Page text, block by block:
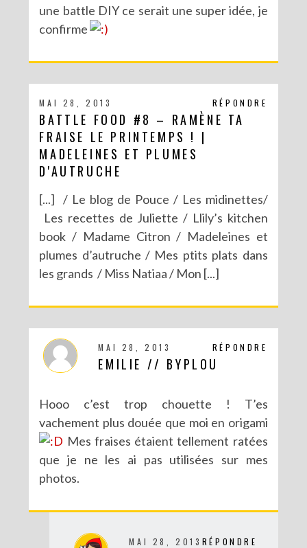
une battle DIY ce serait une super idée, je
confirme
RÉPONDRE
MAI 28, 2013
BATTLE FOOD #8 – RAMÈNE TA
FRAISE LE PRINTEMPS ! |
MADELEINES ET PLUMES
D'AUTRUCHE
[...] / Le blog de Pouce / Les midinettes/
Les recettes de Juliette / Llily’s kitchen
book / Madame Citron / Madeleines et
plumes d’autruche / Mes ptits plats dans
les grands / Miss Natiaa / Mon [...]
RÉPONDRE
MAI 28, 2013
EMILIE // BYPLOU
Hooo c’est trop chouette ! T’es
vachement plus douée que moi en origami
Mes fraises étaient tellement ratées
que je ne les ai pas utilisées sur mes
photos.
RÉPONDRE
MAI 28, 2013